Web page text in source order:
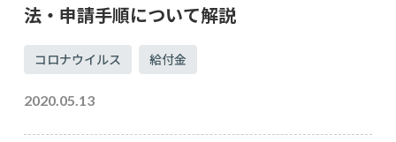
法・申請手順について解説
コロナウイルス 給付金
2020.05.13